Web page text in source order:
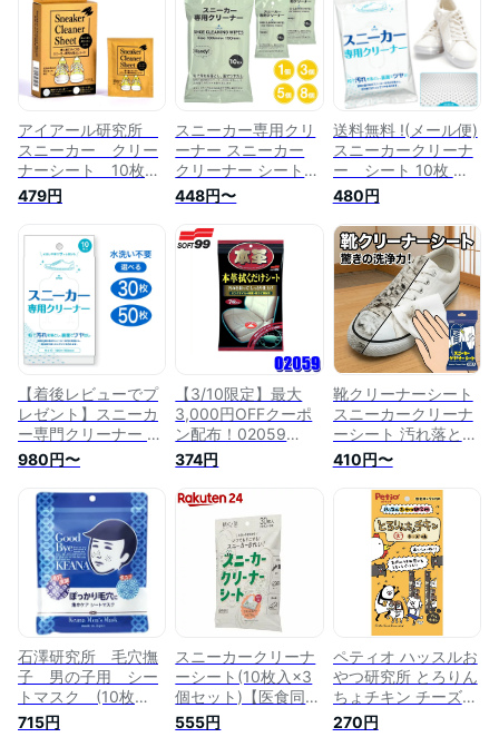
アイアール研究所
スニーカー クリー
ナーシート 10枚入
り
T4560113472034
479円
スニーカー専用クリ
ーナー スニーカー
クリーナー シート
10枚入 1個 3個 5個
8個 シューズクリー
ナー 汚れ落とし 同
栄
448円〜
送料無料 !(メール便)
スニーカークリーナ
ー シート 10枚 汚
れ落としシート ツヤ
出しシート 両面使え
る 2WAYシート スニ
ーカー専用クリーナ
ー 靴磨き スニーカ
ー磨き シューズ う
わぐつ 上履き 汚れ
落とし お手入れ 新
着！ 送料込 2M◇ ス
ニーカークリーナー
480円
【着後レビューでプ
レゼント】スニーカ
ー専門クリーナー ス
ニーカー 靴 クリー
ナーシート くつ 上
履き 汚れ落とし 靴
磨き 白いソール部分
汚れ落としシート ツ
ヤ出しシート スニー
カー磨き 3個セット
5個セット 携帯用
【▲】/スニーカー専
用クリーナー
980円〜
【3/10限定】最大
3,000円OFFクーポ
ン配布！02059
SOFT99 ソフト99
本革拭くだけシート
7枚入(250×200mm)
自動車用 シートクリ
ーナー 皮革 汚れ落
とし (沖縄・離島 配
送不可)
374円
靴クリーナーシート
スニーカークリーナ
ーシート 汚れ落とし
シート クリーニング
シート シューズクリ
ーナー 使い捨て 簡
単ケア スニーカー
クリーナーシート ス
ニーカーシート
410円〜
石澤研究所 毛穴撫
子 男の子用 シー
トマスク (10枚
入) シートマスク
715円
スニーカークリーナ
ーシート(10枚入×3
個セット)【医食同源
ドットコム】
555円
ペティオ ハッスルお
やつ研究所 とろりん
ちょチキン チーズ味
4本入 犬用おやつ
【北海道・沖縄・離
270円